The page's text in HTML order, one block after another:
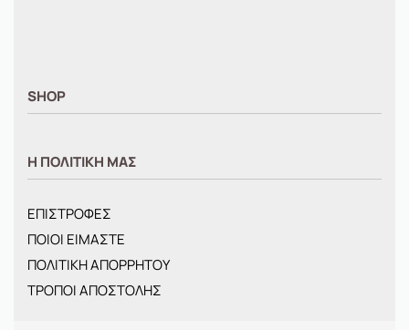
SHOP
ΓΥΝΑΙΚΕΙΑ
BRANDS
ΝΕΕΣ ΑΦΙΞΕΙΣ
OFFERS
ΤΣΑΝΤΕΣ
Η ΠΟΛΙΤΙΚΗ ΜΑΣ
ΕΠΙΣΤΡΟΦΕΣ
ΠΟΙΟΙ ΕΙΜΑΣΤΕ
ΠΟΛΙΤΙΚΗ ΑΠΟΡΡΗΤΟΥ
ΤΡΟΠΟΙ ΑΠΟΣΤΟΛΗΣ